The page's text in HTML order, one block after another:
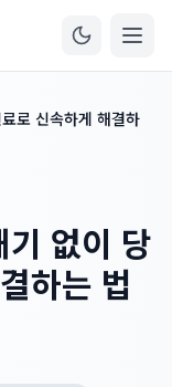
로 신속하게 해결하
없이 당
하는 법